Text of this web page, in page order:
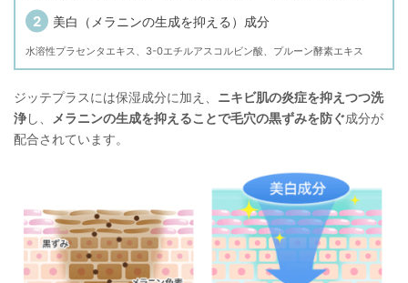
美白（メラニンの生成を抑える）成分
水溶性プラセンタエキス、3-0エチルアスコルビン酸、プルーン酵素エキス
ジッテプラスには保湿成分に加え、 ニキビ肌の炎症を抑えつつ洗
浄し、 メラニンの生成を抑えることで毛穴の黒ずみを防ぐ成分が
配合されています。